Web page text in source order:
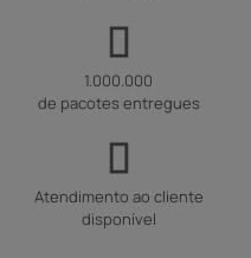
1.000.000
de pacotes entregues
Atendimento ao cliente
disponível